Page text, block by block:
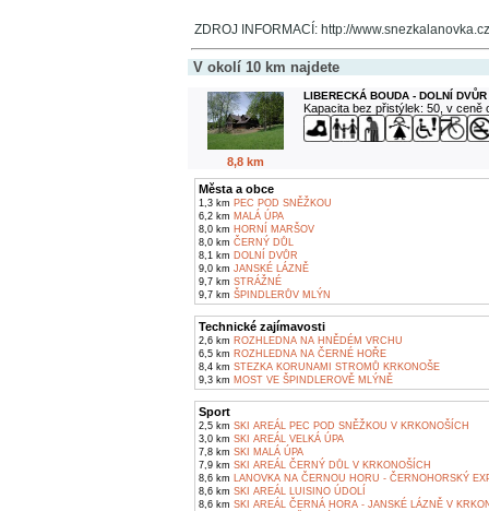
ZDROJ INFORMACÍ: http://www.snezkalanovka.cz
V okolí 10 km najdete
8,8 km
LIBERECKÁ BOUDA - DOLNÍ DVŮR
Kapacita bez přistýlek: 50, v ceně
Města a obce
1,3 km PEC POD SNĚŽKOU
6,2 km MALÁ ÚPA
8,0 km HORNÍ MARŠOV
8,0 km ČERNÝ DŮL
8,1 km DOLNÍ DVŮR
9,0 km JANSKÉ LÁZNĚ
9,7 km STRÁŽNÉ
9,7 km ŠPINDLERŮV MLÝN
Technické zajímavosti
2,6 km ROZHLEDNA NA HNĚDÉM VRCHU
6,5 km ROZHLEDNA NA ČERNÉ HOŘE
8,4 km STEZKA KORUNAMI STROMŮ KRKONOŠE
9,3 km MOST VE ŠPINDLEROVĚ MLÝNĚ
Sport
2,5 km SKI AREÁL PEC POD SNĚŽKOU V KRKONOŠÍCH
3,0 km SKI AREÁL VELKÁ ÚPA
7,8 km SKI MALÁ ÚPA
7,9 km SKI AREÁL ČERNÝ DŮL V KRKONOŠÍCH
8,6 km LANOVKA NA ČERNOU HORU - ČERNOHORSKÝ
8,6 km SKI AREÁL LUISINO ÚDOLÍ
8,6 km SKI AREÁL ČERNÁ HORA - JANSKÉ LÁZNĚ V